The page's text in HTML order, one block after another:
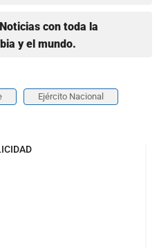
con toda la
y el mundo.
Ejército Nacional